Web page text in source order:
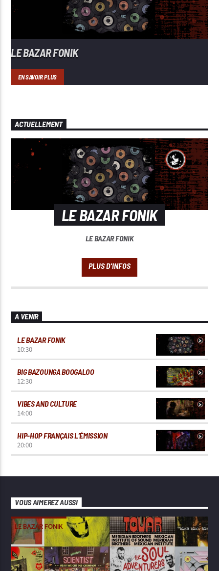
LE BAZAR FONIK
EN SAVOIR PLUS
ACTUELLEMENT
LE BAZAR FONIK
LE BAZAR FONIK
A VENIR
LE BAZAR FONIK
10:30
BIG BAZOUNGA BOOGALOO
12:30
VIBES AND CULTURE
14:00
HIP-HOP FRANÇAIS L’ÉMISSION
20:00
VOUS AIMEREZ AUSSI
LE BAZAR FONIK